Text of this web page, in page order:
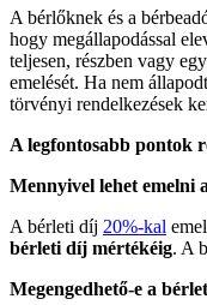
A bérlőknek és a
hogy megállapodással
teljesen, részben vagy
emelését. Ha nem
törvényi rendelkezések
A legfontosabb pontok
Mennyivel lehet emelni
A bérleti díj 20%-kal
bérleti díj mértékéig. A
Megengedhető-e a